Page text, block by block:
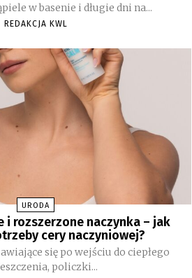
w basenie i długie dni na...
REDAKCJA KWL
URODA
i rozszerzone naczynka – jak
cery naczyniowej?
się po wejściu do ciepłego
policzki...